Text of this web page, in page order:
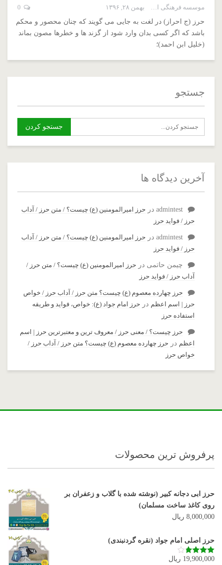
موسسه فرهنگی اسم اعظم بهمن ۲۸, ۱۳۹۶
حرز (ج احراز) در لغت به جایی می گویند که چنان محصور و محکم
باشد که اگر کسی بدان وارد شود از گزند ها و خطرها مصون بماند
(خلیل ابن احمد)؛
جستجو
آخرین دیدگاه ها
admintest در حرز امیرالمومنین (ع) چیست؟ / متن حرز / آداب
حرز / فواید حرز
admintest در حرز امیرالمومنین (ع) چیست؟ / متن حرز / آداب
حرز / فواید حرز
چیمن حاتمی در حرز امیرالمومنین (ع) چیست؟ / متن حرز /
آداب حرز / فواید حرز
حرز چهارده معصوم (ع) چیست؟ متن حرز / آداب حرز / خواص
حرز | اسم اعظم در حرز امام جواد (ع): خواص، فواید و طریقه
استفاده حرز
حرز چیست؟ / معنی حرز / معروف ترین و معتبرترین حرز | اسم
اعظم در حرز چهارده معصوم (ع) چیست؟ متن حرز / آداب حرز /
خواص حرز
پرفروش ترین محصولات
حرز ابی دجانه کبیر (نوشته شده با گلاب و زعفران بر
روی کاغذ ساخت مسلمان)
8,000,000 ریال
حرز اصلی امام جواد (نقره گردنبندی)
نمره3.80
19,900,000 ریال